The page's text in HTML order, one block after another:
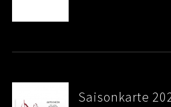
Saisonkarte